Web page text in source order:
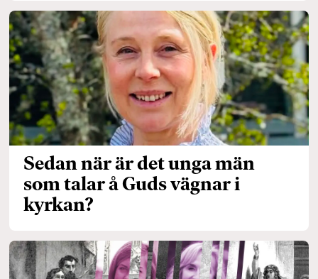
Sedan när är det unga män
som talar å Guds vägnar i
kyrkan?